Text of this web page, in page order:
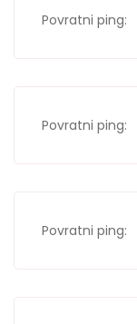
Povratni ping:
Povratni ping:
Povratni ping: